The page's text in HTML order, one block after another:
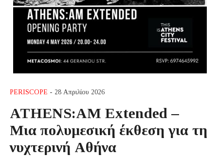
PERISCOPE - 28 Απριλίου 2026
ATHENS:AM Extended –
Μια πολυμεσική έκθεση για τη
νυχτερινή Αθήνα